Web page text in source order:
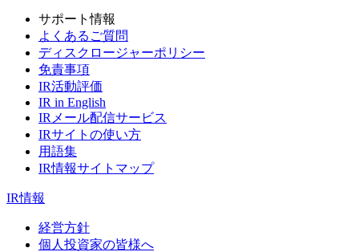
サポート情報
よくあるご質問
ディスクロージャーポリシー
免責事項
IR活動評価
IR in English
IRメール配信サービス
IRサイトの使い方
用語集
IR情報サイトマップ
IR情報
経営方針
個人投資家の皆様へ